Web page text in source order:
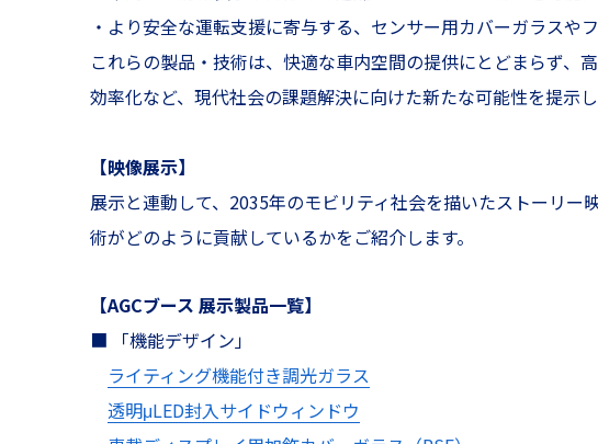
・より安全な運転支援に寄与する、センサー用カバーガラスや
これらの製品・技術は、快適な車内空間の提供にとどまらず、
効率化など、現代社会の課題解決に向けた新たな可能性を提示し
【映像展示】
展示と連動して、2035年のモビリティ社会を描いたストーリー
術がどのように貢献しているかをご紹介します。
【AGCブース 展示製品一覧】
■ 「機能デザイン」
ライティング機能付き調光ガラス
透明μLED封入サイドウィンドウ